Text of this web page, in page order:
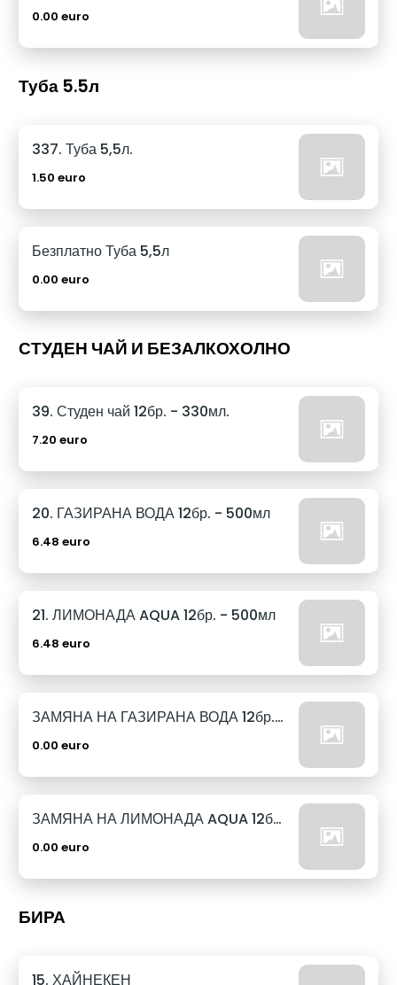
0.00 euro
Туба 5.5л
337. Туба 5,5л.
1.50 euro
Безплатно Туба 5,5л
0.00 euro
СТУДЕН ЧАЙ И БЕЗАЛКОХОЛНО
39. Студен чай 12бр. - 330мл.
7.20 euro
20. ГАЗИРАНА ВОДА 12бр. - 500мл
6.48 euro
21. ЛИМОНАДА AQUA 12бр. - 500мл
6.48 euro
ЗАМЯНА НА ГАЗИРАНА ВОДА 12бр. - 500мл
0.00 euro
ЗАМЯНА НА ЛИМОНАДА AQUA 12бр. - 500мл
0.00 euro
БИРА
15. ХАЙНЕКЕН